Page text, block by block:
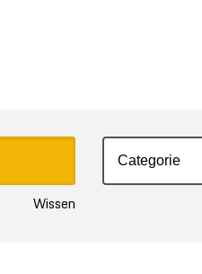
Wissen
Categorie